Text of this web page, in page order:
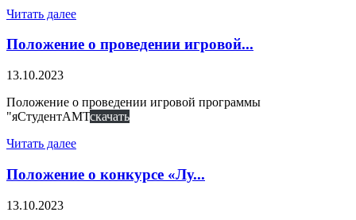
Читать далее
Положение о проведении игровой...
13.10.2023
Положение о проведении игровой программы
"яСтудентАМТскачать
Читать далее
Положение о конкурсе «Лу...
13.10.2023